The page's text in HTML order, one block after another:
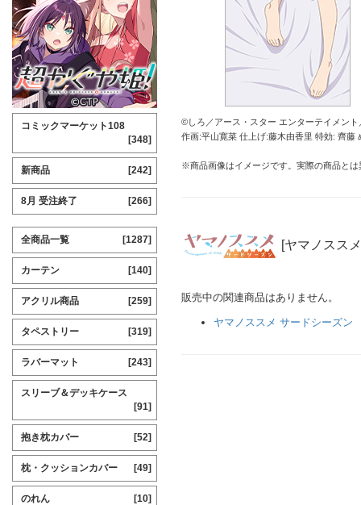
©しろ／アース・スター エンターテイメン
作画:平山寛菜 仕上げ:藤木由香里 特効: 齊藤
※商品画像はイメージです。実際の商品と
[ヤマノスス
販売中の関連商品はありません。
ヤマノススメ サードシーズン
コミックマーケット108
[348]
新商品 [242]
8月 受注終了 [266]
全商品一覧 [1287]
カーテン [140]
アクリル商品 [259]
タペストリー [319]
ラバーマット [243]
スリーブ＆デッキケース
[91]
抱き枕カバー [52]
枕・クッションカバー [49]
のれん [10]